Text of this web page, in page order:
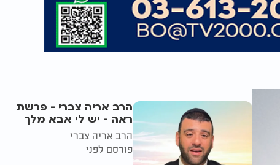
הרב אריה צברי - פרשת
ראה - יש לי אבא מלך
הרב אריה צברי
פורסם לפני